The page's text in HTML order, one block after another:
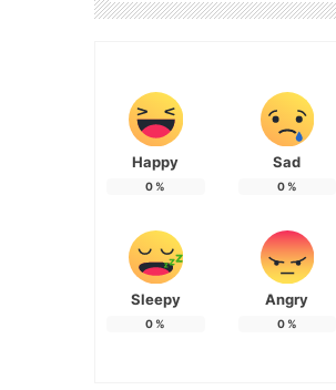
Happy
0%
Sad
0%
Sleepy
0%
Angry
0%